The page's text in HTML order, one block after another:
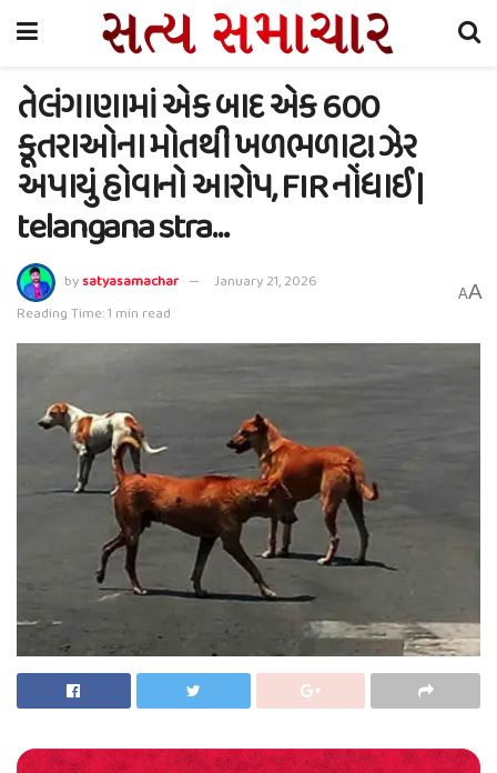
તેલંગાણામાં એક બાદ એક 600
કૂતરાઓના મોતથી ખળભળાટ! ઝેર
અપાયું હોવાનો આરોપ, FIR નોંધાઈ |
telangana stra…
bysatyasamachar
January 21, 2026
Reading Time: 1 min read
AA